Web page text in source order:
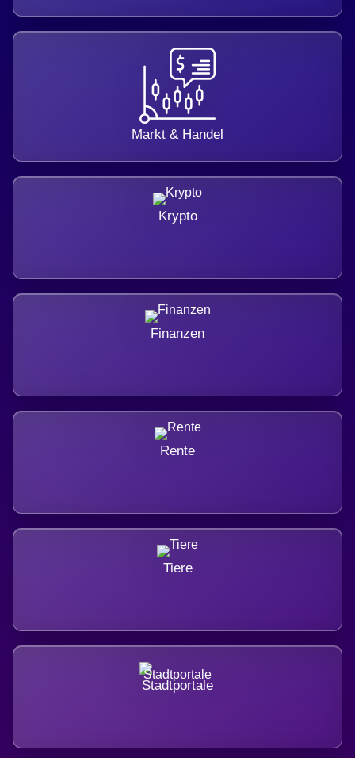
Markt & Handel
Krypto
Finanzen
Rente
Tiere
Stadtportale